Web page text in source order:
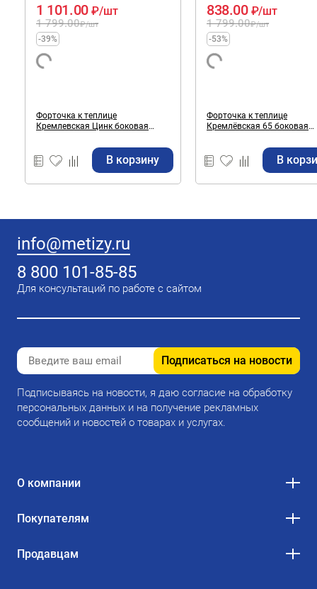
1 799.00₽/шт
1 101.00 ₽/шт
-39%
Форточка к теплице
Кремлевская Цинк боковая
В корзину
1 799.00₽/шт
838.00 ₽/шт
-53%
Форточка к теплице
Кремлёвская 65 боковая
В
info@metizy.ru
8 800 101-85-85
Для консультаций по работе с сайтом
Подписаться на новости
Подписываясь на новости, я даю согласие на обработку
персональных данных и на получение рекламных
сообщений и новостей о товарах и услугах.
О компании
Покупателям
Продавцам